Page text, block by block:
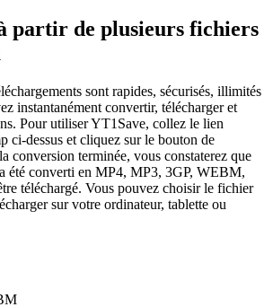
partir de plusieurs fichiers
sont rapides, sécurisés, illimités
instantanément convertir, télécharger et
Pour utiliser YT1Save, collez le lien
ci-dessus et cliquez sur le bouton de
conversion terminée, vous constaterez que
été converti en MP4, MP3, 3GP, WEBM,
téléchargé. Vous pouvez choisir le fichier
sur votre ordinateur, tablette ou